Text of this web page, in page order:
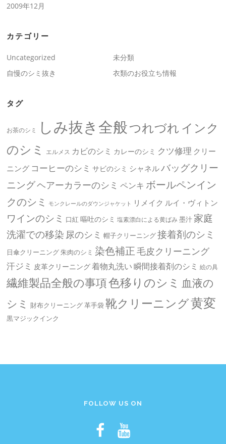
2009年12月
カテゴリー
Uncategorized
未分類
自慢のシミ抜き
衣類のお役立ち情報
タグ
お茶のシミ しみ抜き全般つれづれ インク
のシミ
エルメス カビのシミ カレーのシミ クツ修理 クリー
ニング コーヒーのシミ サビのシミ シャネルバッグクリー
ニングヘアーカラーのシミ ペンキ ボールペンイン
クのシミ
モンクレールのダウンジャケット リメイク ルイ・ヴィトン
ワインのシミ 口紅 嘔吐のシミ 塩素漂白による黄ばみ墨汁 家庭
洗濯での移染 尿のシミ 帽子クリーニング接着剤のシミ
日傘クリーニング朱肉のシミ 染色補正毛皮クリーニング
汗ジミ 皮革クリーニング着物丸洗い瞬間接着剤のシミ 絵の具
繊維製品全般の事項色移りのシミ 血液の
シミ
財布クリーニング革手袋 靴クリーニング黄変
黒マジックインク
FOLLOW US ON